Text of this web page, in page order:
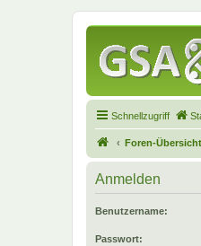
Schnellzugriff
Foren-Übersicht
Anmelden
Benutzername:
Passwort: